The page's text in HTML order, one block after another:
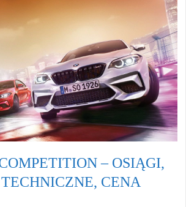
– OSIĄGI,
CENA